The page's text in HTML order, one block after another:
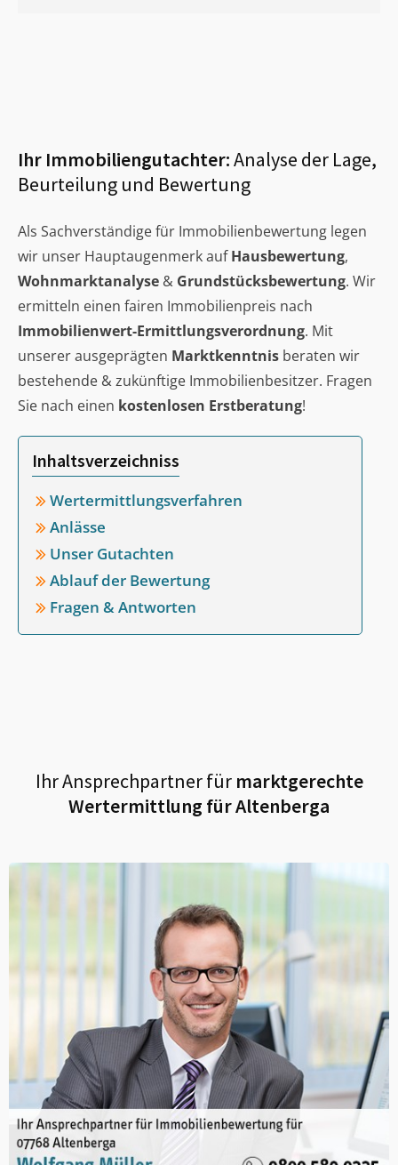
Ihr Immobiliengutachter:Analyse der Lage,
Beurteilung und Bewertung
Als Sachverständige für Immobilienbewertung legen
wir unser Hauptaugenmerk aufHausbewertung,
Wohnmarktanalyse & Grundstücksbewertung. Wir
ermitteln einen fairen Immobilienpreis nach
Immobilienwert-Ermittlungsverordnung. Mit
unserer ausgeprägten Marktkenntnis beraten wir
bestehende & zukünftige Immobilienbesitzer. Fragen
Sie nach einen kostenlosen Erstberatung!
Inhaltsverzeichniss
Wertermittlungsverfahren
Anlässe
Unser Gutachten
Ablauf der Bewertung
Fragen & Antworten
Ihr Ansprechpartner fürmarktgerechte
Wertermittlung fürAltenberga